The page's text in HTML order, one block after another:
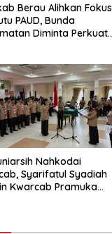
Berau Alihkan Fokus
PAUD, Bunda
Diminta Perkuat
Nahkodai
Syarifatul Syadiah
Kwarcab Pramuka